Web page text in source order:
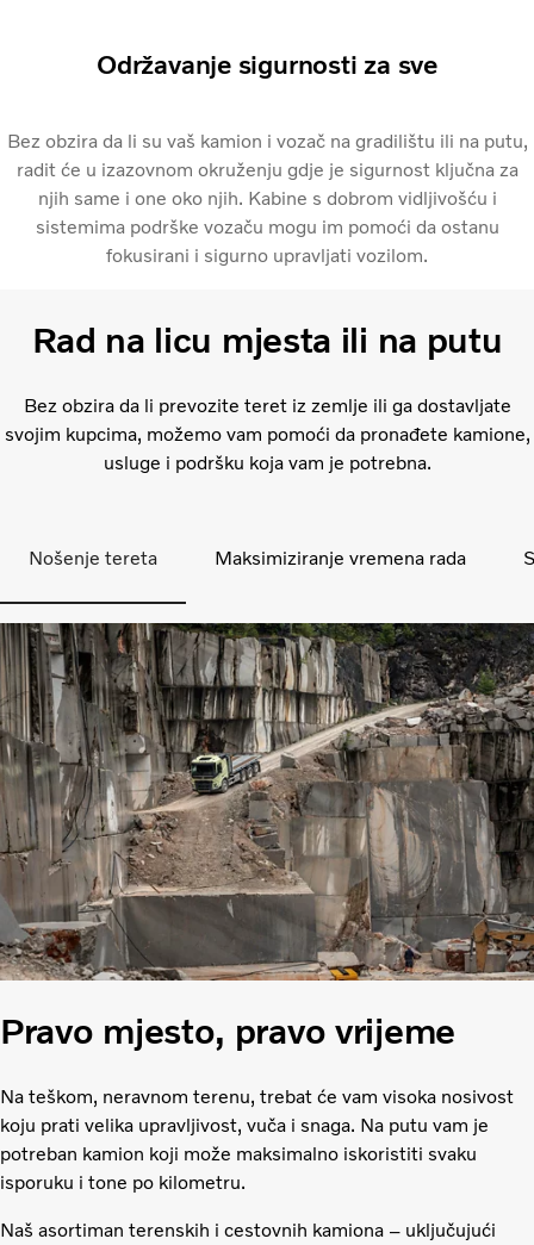
Održavanje sigurnosti za sve
Bez obzira da li su vaš kamion i vozač na gradilištu ili na putu,
radit će u izazovnom okruženju gdje je sigurnost ključna za
njih same i one oko njih. Kabine s dobrom vidljivošću i
sistemima podrške vozaču mogu im pomoći da ostanu
fokusirani i sigurno upravljati vozilom.
Rad na licu mjesta ili na putu
Bez obzira da li prevozite teret iz zemlje ili ga dostavljate
svojim kupcima, možemo vam pomoći da pronađete kamione,
usluge i podršku koja vam je potrebna.
Nošenje tereta Maksimiziranje vremena rada
Pravo mjesto, pravo vrijeme
Na teškom, neravnom terenu, trebat će vam visoka nosivost
koju prati velika upravljivost, vuča i snaga. Na putu vam je
potreban kamion koji može maksimalno iskoristiti svaku
isporuku i tone po kilometru.
Naš asortiman terenskih i cestovnih kamiona – uključujući